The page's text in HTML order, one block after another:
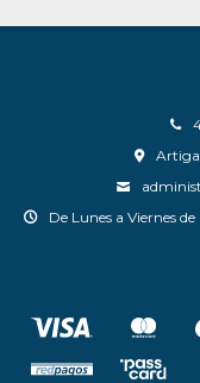
De Lunes a Viernes